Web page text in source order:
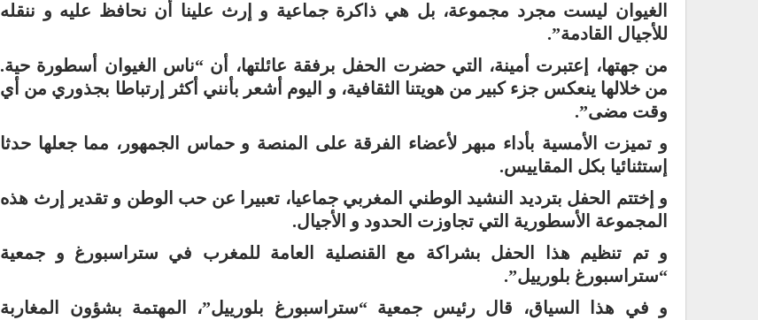
الغيوان ليست مجرد مجموعة، بل هي ذاكرة جماعية و إرث علينا أن نحافظ عليه و ننقله
للأجيال القادمة”.
من جهتها، إعتبرت أمينة، التي حضرت الحفل برفقة عائلتها، أن “ناس الغيوان أسطورة حية.
من خلالها ينعكس جزء كبير من هويتنا الثقافية، و اليوم أشعر بأنني أكثر إرتباطا بجذوري من أي
وقت مضى”.
و تميزت الأمسية بأداء مبهر لأعضاء الفرقة على المنصة و حماس الجمهور، مما جعلها حدثا
إستثنائيا بكل المقاييس.
و إختتم الحفل بترديد النشيد الوطني المغربي جماعيا، تعبيرا عن حب الوطن و تقدير إرث هذه
المجموعة الأسطورية التي تجاوزت الحدود و الأجيال.
و تم تنظيم هذا الحفل بشراكة مع القنصلية العامة للمغرب في ستراسبورغ و جمعية
“ستراسبورغ بلورييل”.
و في هذا السياق، قال رئيس جمعية “ستراسبورغ بلورييل”، المهتمة بشؤون المغاربة